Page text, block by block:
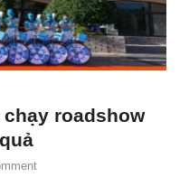
roadshow